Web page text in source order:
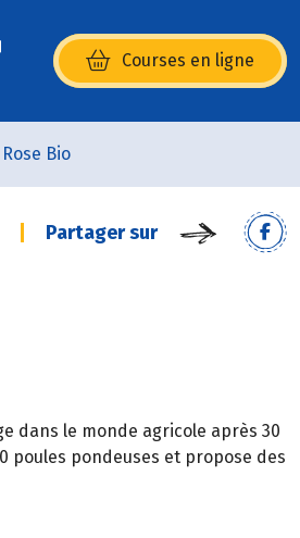
Courses en ligne
(s’ouvre dans une nouvelle
Bio
Partager sur
dans le monde agricole après 30
poules pondeuses et propose des